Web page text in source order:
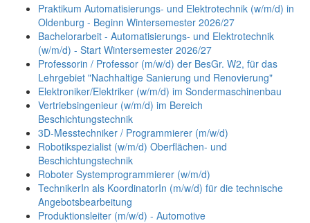
Praktikum Automatisierungs- und Elektrotechnik (w/m/d) in
Oldenburg - Beginn Wintersemester 2026/27
Bachelorarbeit - Automatisierungs- und Elektrotechnik
(w/m/d) - Start Wintersemester 2026/27
Professorin / Professor (m/w/d) der BesGr. W2, für das
Lehrgebiet "Nachhaltige Sanierung und Renovierung"
Elektroniker/Elektriker (w/m/d) im Sondermaschinenbau
Vertriebsingenieur (w/m/d) im Bereich
Beschichtungstechnik
3D-Messtechniker / Programmierer (m/w/d)
Robotikspezialist (w/m/d) Oberflächen- und
Beschichtungstechnik
Roboter Systemprogrammierer (w/m/d)
TechnikerIn als KoordinatorIn (m/w/d) für die technische
Angebotsbearbeitung
Produktionsleiter (m/w/d) - Automotive